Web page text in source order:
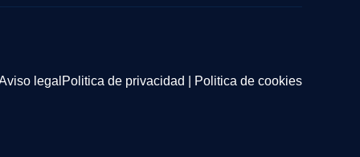
legal Politica de privacidad Politica de cookies